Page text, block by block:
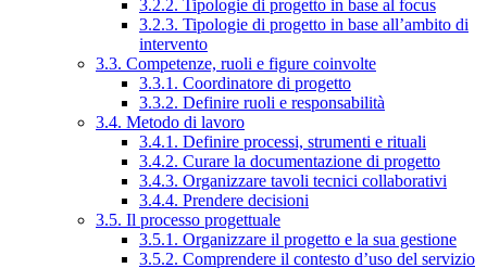
3.2.2. Tipologie di progetto in base al focus
3.2.3. Tipologie di progetto in base all’ambito di
intervento
3.3. Competenze, ruoli e figure coinvolte
3.3.1. Coordinatore di progetto
3.3.2. Definire ruoli e responsabilità
3.4. Metodo di lavoro
3.4.1. Definire processi, strumenti e rituali
3.4.2. Curare la documentazione di progetto
3.4.3. Organizzare tavoli tecnici collaborativi
3.4.4. Prendere decisioni
3.5. Il processo progettuale
3.5.1. Organizzare il progetto e la sua gestione
3.5.2. Comprendere il contesto d’uso del servizio